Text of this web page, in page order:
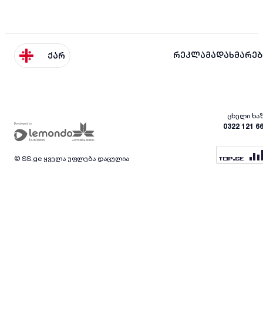
ქარ რეკლამა
ცხელი
0322 121
© SS.ge ყველა უფლება დაცულია